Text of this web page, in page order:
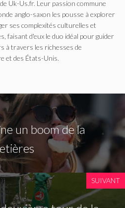
Uk-Us.fr. Leur passion commune
anglo-saxon les pousse à explorer
ses complexités culturelles et
faisant d'eux le duo idéal pour guider
à travers les richesses de
et des États-Unis.
un boom de la
SUIVANT